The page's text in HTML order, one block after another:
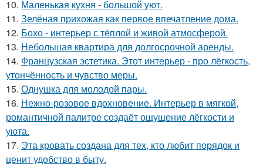
10. Маленькая кухня - большой уют.
11. Зелёная прихожая как первое впечатление дома.
12. Бохо - интерьер с тёплой и живой атмосферой.
13. Небольшая квартира для долгосрочной аренды.
14. Французская эстетика. Этот интерьер - про лёгкость,
утончённость и чувство меры.
15. Однушка для молодой пары.
16. Нежно-розовое вдохновение. Интерьер в мягкой,
романтичной палитре создаёт ощущение лёгкости и
уюта.
17. Эта кровать создана для тех, кто любит порядок и
ценит удобство в быту.